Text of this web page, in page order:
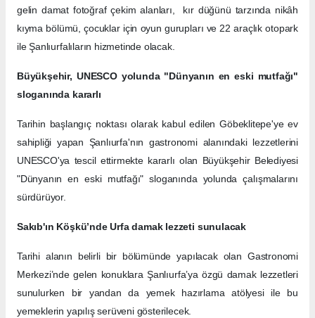
gelin damat fotoğraf çekim alanları, kır düğünü tarzında nikâh
kıyma bölümü, çocuklar için oyun gurupları ve 22 araçlık otopark
ile Şanlıurfalıların hizmetinde olacak.
Büyükşehir, UNESCO yolunda "Dünyanın en eski mutfağı"
sloganında kararlı
Tarihin başlangıç noktası olarak kabul edilen Göbeklitepe'ye ev
sahipliği yapan Şanlıurfa'nın gastronomi alanındaki lezzetlerini
UNESCO'ya tescil ettirmekte kararlı olan Büyükşehir Belediyesi
"Dünyanın en eski mutfağı" sloganında yolunda çalışmalarını
sürdürüyor.
Sakıb'ın Köşkü’nde Urfa damak lezzeti sunulacak
Tarihi alanın belirli bir bölümünde yapılacak olan Gastronomi
Merkezi’nde gelen konuklara Şanlıurfa’ya özgü damak lezzetleri
sunulurken bir yandan da yemek hazırlama atölyesi ile bu
yemeklerin yapılış serüveni gösterilecek.